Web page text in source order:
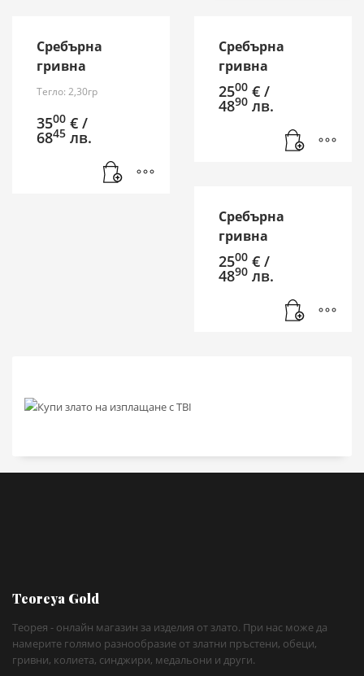
Сребърна
гривна
Тегло: 2,30гр
3500 € /
6845 лв.
Сребърна
гривна
2500 € /
4890 лв.
Сребърна
гривна
2500 € /
4890 лв.
Teoreya Gold
Теорея - онлайн магазин за изделия от злато. При нас може да
намерите голямо разнообразие от златни пръстени, обеци,
гривни, колиета, синджири, медальони и други.